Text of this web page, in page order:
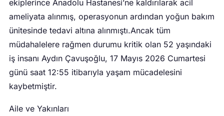
ekiplerince Anadolu Hastanesi’ne kaldırılarak acil
ameliyata alınmış, operasyonun ardından yoğun bakım
ünitesinde tedavi altına alınmıştı.Ancak tüm
müdahalelere rağmen durumu kritik olan 52 yaşındaki
iş insanı Aydın Çavuşoğlu, 17 Mayıs 2026 Cumartesi
günü saat 12:55 itibarıyla yaşam mücadelesini
kaybetmiştir.
Aile ve Yakınları